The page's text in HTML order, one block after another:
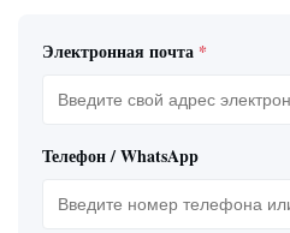
Электронная почта *
Телефон / WhatsApp